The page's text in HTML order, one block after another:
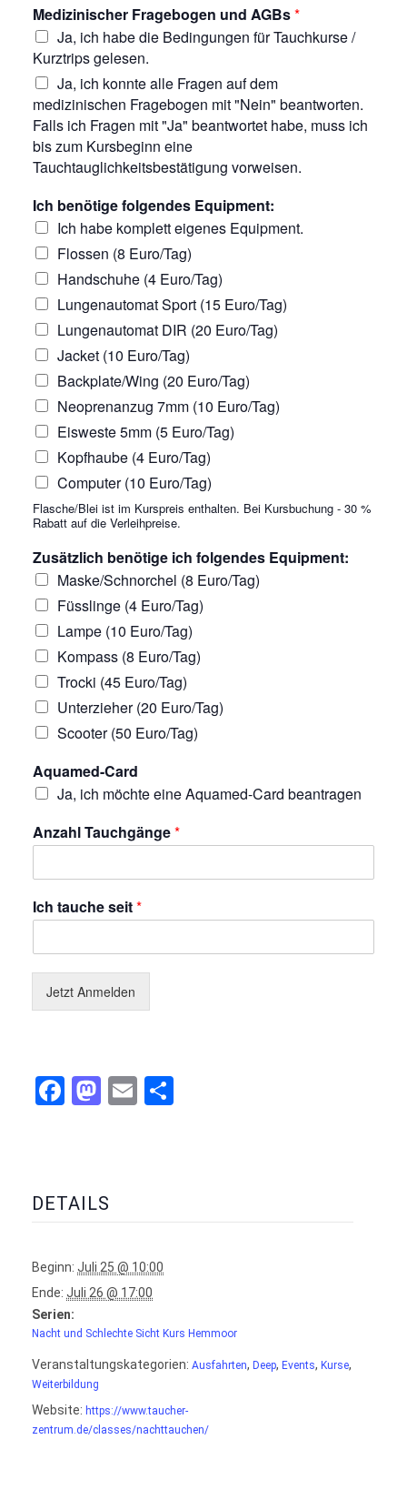
Medizinischer Fragebogen und AGBs*
Ja, ich habe die Bedingungen für Tauchkurse /
Kurztrips gelesen.
Ja, ich konnte alle Fragen auf dem
medizinischen Fragebogen mit "Nein" beantworten.
Falls ich Fragen mit "Ja" beantwortet habe, muss ich
bis zum Kursbeginn eine
Tauchtauglichkeitsbestätigung vorweisen.
Ich benötige folgendes Equipment:
Ich habe komplett eigenes Equipment.
Flossen (8 Euro/Tag)
Handschuhe (4 Euro/Tag)
Lungenautomat Sport (15 Euro/Tag)
Lungenautomat DIR (20 Euro/Tag)
Jacket (10 Euro/Tag)
Backplate/Wing (20 Euro/Tag)
Neoprenanzug 7mm (10 Euro/Tag)
Eisweste 5mm (5 Euro/Tag)
Kopfhaube (4 Euro/Tag)
Computer (10 Euro/Tag)
Flasche/Blei ist im Kurspreis enthalten. Bei Kursbuchung - 30 %
Rabatt auf die Verleihpreise.
Zusätzlich benötige ich folgendes Equipment:
Maske/Schnorchel (8 Euro/Tag)
Füsslinge (4 Euro/Tag)
Lampe (10 Euro/Tag)
Kompass (8 Euro/Tag)
Trocki (45 Euro/Tag)
Unterzieher (20 Euro/Tag)
Scooter (50 Euro/Tag)
Aquamed-Card
Ja, ich möchte eine Aquamed-Card beantragen
Anzahl Tauchgänge*
Ich tauche seit*
Jetzt Anmelden
Facebook
Mastodon
Email
DETAILS
Beginn: Juli 25 @ 10:00
Ende: Juli 26 @ 17:00
Serien:
Nacht und Schlechte Sicht Kurs Hemmoor
Veranstaltungskategorien: Ausfahrten, Deep, Events, Kurse,
Weiterbildung
Website: https://www.taucher-
zentrum.de/classes/nachttauchen/